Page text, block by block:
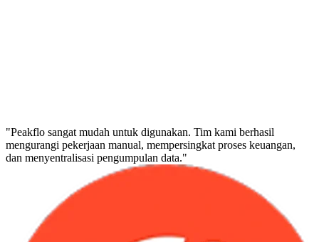
"Peakflo sangat mudah untuk digunakan. Tim kami berhasil
mengurangi pekerjaan manual, mempersingkat proses keuangan,
dan menyentralisasi pengumpulan data."